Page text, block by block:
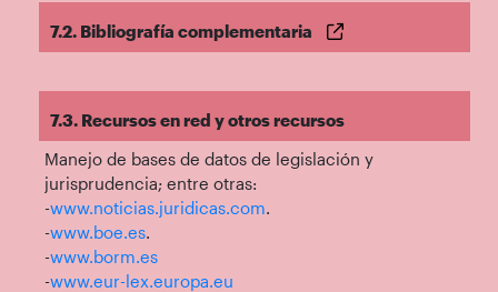
7.2. Bibliografía complementaria
7.3. Recursos en red y otros recursos
Manejo de bases de datos de legislación y
jurisprudencia; entre otras:
-www.noticias.juridicas.com.
-www.boe.es.
-www.borm.es
-www.eur-lex.europa.eu